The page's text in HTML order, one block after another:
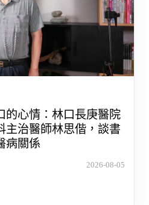
的心情：林口長庚醫院
主治醫師林思偕，談書
病關係
2026-08-05